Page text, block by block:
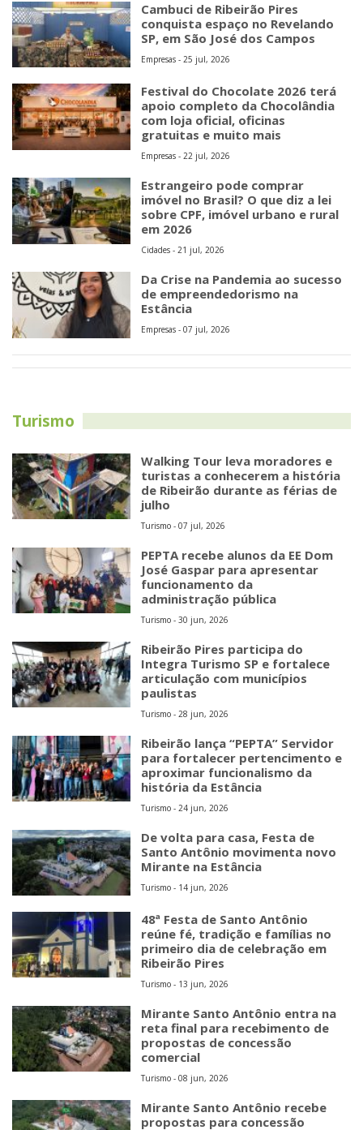
Cambuci de Ribeirão Pires
conquista espaço no Revelando
SP, em São José dos Campos
Empresas - 25 jul, 2026
Festival do Chocolate 2026 terá
apoio completo da Chocolândia
com loja oficial, oficinas
gratuitas e muito mais
Empresas - 22 jul, 2026
Estrangeiro pode comprar
imóvel no Brasil? O que diz a lei
sobre CPF, imóvel urbano e rural
em 2026
Cidades - 21 jul, 2026
Da Crise na Pandemia ao sucesso
de empreendedorismo na
Estância
Empresas - 07 jul, 2026
Turismo
Walking Tour leva moradores e
turistas a conhecerem a história
de Ribeirão durante as férias de
julho
Turismo - 07 jul, 2026
PEPTA recebe alunos da EE Dom
José Gaspar para apresentar
funcionamento da
administração pública
Turismo - 30 jun, 2026
Ribeirão Pires participa do
Integra Turismo SP e fortalece
articulação com municípios
paulistas
Turismo - 28 jun, 2026
Ribeirão lança “PEPTA” Servidor
para fortalecer pertencimento e
aproximar funcionalismo da
história da Estância
Turismo - 24 jun, 2026
De volta para casa, Festa de
Santo Antônio movimenta novo
Mirante na Estância
Turismo - 14 jun, 2026
48ª Festa de Santo Antônio
reúne fé, tradição e famílias no
primeiro dia de celebração em
Ribeirão Pires
Turismo - 13 jun, 2026
Mirante Santo Antônio entra na
reta final para recebimento de
propostas de concessão
comercial
Turismo - 08 jun, 2026
Mirante Santo Antônio recebe
propostas para concessão